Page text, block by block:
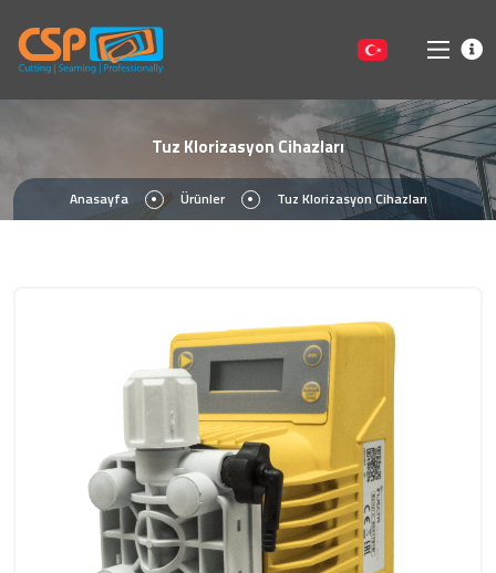
Tuz Klorizasyon Cihazları
Anasayfa Ürünler Tuz Klorizasyon Cihazları